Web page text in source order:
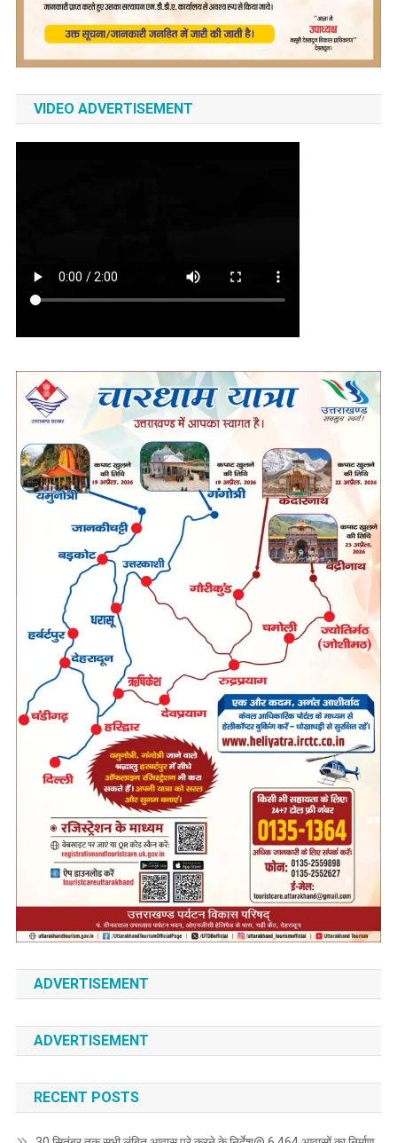
VIDEO ADVERTISEMENT
ADVERTISEMENT
ADVERTISEMENT
RECENT POSTS